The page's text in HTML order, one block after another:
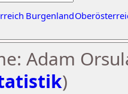
Burgenland
Adam
)